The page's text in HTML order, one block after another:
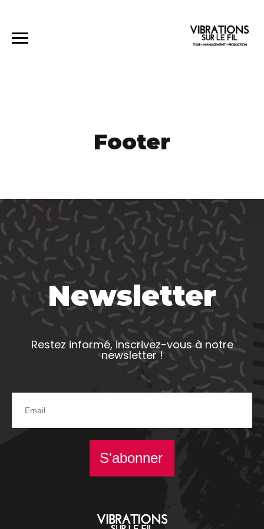
Footer
Newsletter
Restez informé, inscrivez-vous à notre
newsletter !
S'abonner